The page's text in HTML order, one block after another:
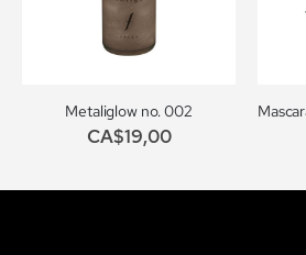
Metaliglow no. 002
CA$19,00